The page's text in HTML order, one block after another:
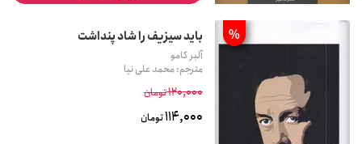
% باید سیزیف را شاد پنداشت
آلبر کامو
مترجم: محمد علی نیا
120,000تومان
114,000تومان